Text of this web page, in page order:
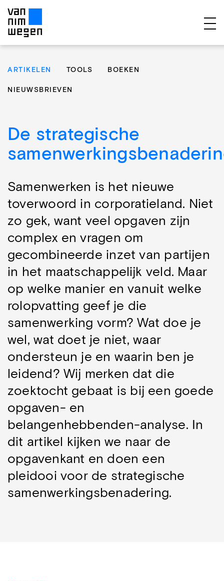
PROJECTEN
TEAM
CONTACT
ARTIKELEN TOOLS BOEKEN
NIEUWSBRIEVEN
De strategische
Samenwerken is het nieuwe
toverwoord in corporatieland. Niet
zo gek, want veel opgaven zijn
complex en vragen om
gecombineerde inzet van partijen
in het maatschappelijk veld. Maar
op welke manier en vanuit welke
rolopvatting geef je die
samenwerking vorm? Wat doe je
wel, wat doet je niet, waar
ondersteun je en waarin ben je
leidend? Wij merken dat die
zoektocht gebaat is bij een goede
opgaven- en
belangenhebbenden-analyse. In
dit artikel kijken we naar de
opgavenkant en doen een
pleidooi voor de strategische
samenwerkingsbenadering.